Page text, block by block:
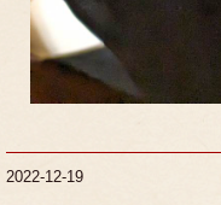
2022-12-19